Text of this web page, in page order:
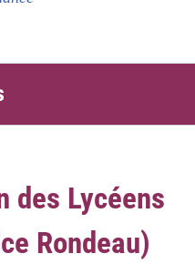
des Lycéens
Rondeau)